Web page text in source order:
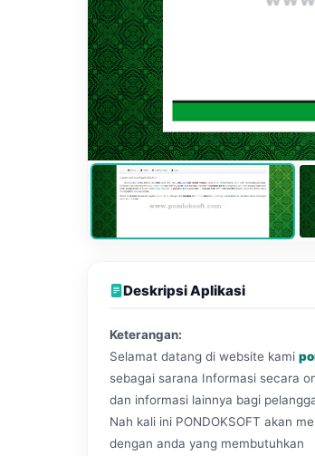
Deskripsi Aplikasi
Keterangan:
Selamat datang di website kami
sebagai sarana Informasi secara
dan informasi lainnya bagi
Nah kali ini PONDOKSOFT akan
dengan anda yang membutuhkan